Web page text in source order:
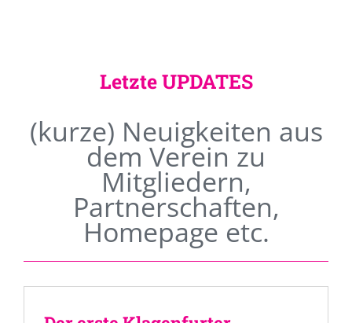
Letzte UPDATES
(kurze) Neuigkeiten aus
dem Verein zu
Mitgliedern,
Partnerschaften,
Homepage etc.